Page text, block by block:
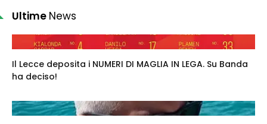
Ultime News
Il Lecce deposita i NUMERI DI MAGLIA IN LEGA. Su Banda
ha deciso!